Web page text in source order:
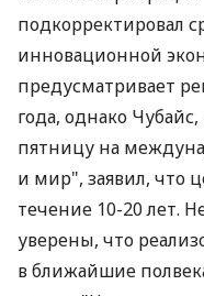
подкорректировал
инновационной
предусматривает
года, однако
пятницу на
и мир", заявил, что
течение 10-20 лет.
уверены, что
в ближайшие